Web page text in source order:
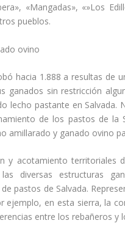
«Mangadas», «»Los
pueblos.
ovino
hacia 1.888 a resultas de
ganados sin restricción
lecho pastante en
de los pastos de
amillarado y ganado ovino
y acotamiento
diversas estructuras
pastos de Salvada.
ejemplo, en esta sierra, la
entre los rebañeros